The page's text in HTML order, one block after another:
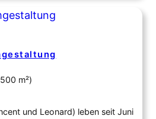
und schon jetzt im
Gundermann
m²)
und Leonard) leben seit Juni